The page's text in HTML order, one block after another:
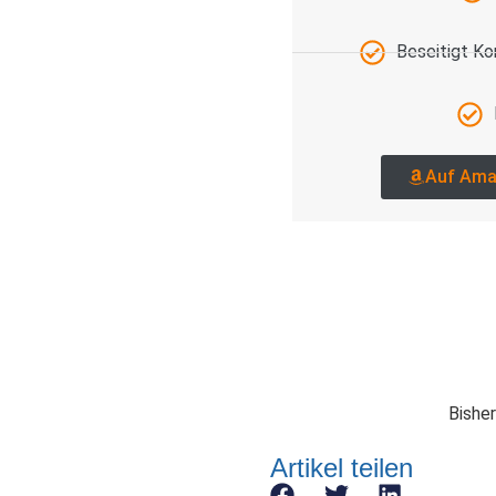
Beseitigt
Auf
Artikel teilen